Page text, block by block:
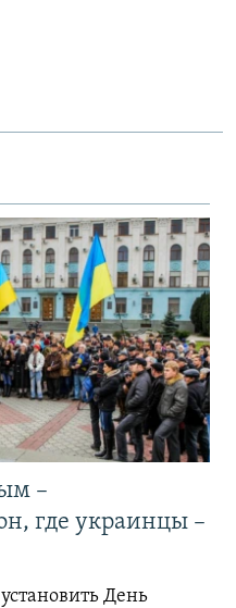
–
где украинцы –
День